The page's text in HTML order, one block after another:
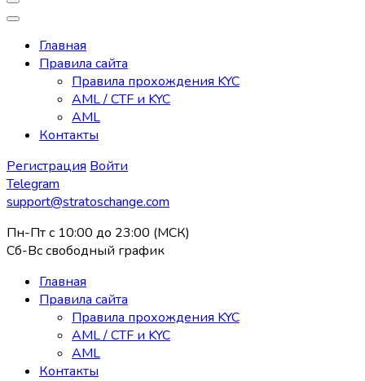
Главная
Правила сайта
Правила прохождения KYC
AML / CTF и KYC
AML
Контакты
Регистрация Войти
Telegram
support@stratoschange.com
Пн-Пт с 10:00 до 23:00 (МСК)
Сб-Вс свободный график
Главная
Правила сайта
Правила прохождения KYC
AML / CTF и KYC
AML
Контакты